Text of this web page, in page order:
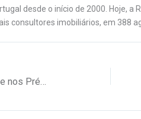
desde o início de 2000. Hoje, a
consultores imobiliários, em 388
Intelcia Portugal em destaque nos Prémios Fortius